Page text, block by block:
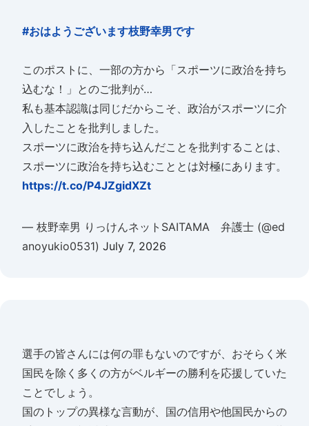
#おはようございます枝野幸男です
このポストに、一部の方から「スポーツに政治を持ち
込むな！」とのご批判が…
私も基本認識は同じだからこそ、政治がスポーツに介
入したことを批判しました。
スポーツに政治を持ち込んだことを批判することは、
スポーツに政治を持ち込むこととは対極にあります。
https://t.co/P4JZgidXZt
— 枝野幸男 りっけんネットSAITAMA 弁護士 (@ed
anoyukio0531) July 7, 2026
選手の皆さんには何の罪もないのですが、おそらく米
国民を除く多くの方がベルギーの勝利を応援していた
ことでしょう。
国のトップの異様な言動が、国の信用や他国民からの